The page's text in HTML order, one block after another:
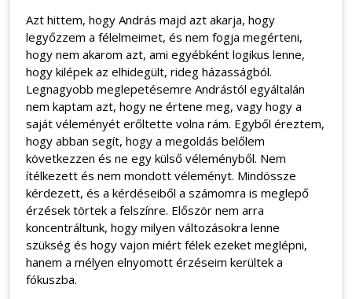
Azt hittem, hogy András majd azt akarja, hogy
legyőzzem a félelmeimet, és nem fogja megérteni,
hogy nem akarom azt, ami egyébként logikus lenne,
hogy kilépek az elhidegült, rideg házasságból.
Legnagyobb meglepetésemre Andrástól egyáltalán
nem kaptam azt, hogy ne értene meg, vagy hogy a
saját véleményét erőltette volna rám. Egyből éreztem,
hogy abban segít, hogy a megoldás belőlem
következzen és ne egy külső véleményből. Nem
ítélkezett és nem mondott véleményt. Mindössze
kérdezett, és a kérdéseiből a számomra is meglepő
érzések törtek a felszínre. Először nem arra
koncentráltunk, hogy milyen változásokra lenne
szükség és hogy vajon miért félek ezeket meglépni,
hanem a mélyen elnyomott érzéseim kerültek a
fókuszba.